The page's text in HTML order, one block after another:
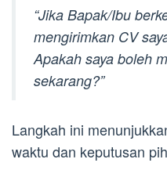
“Jika Bapak/Ibu
mengirimkan CV
Apakah saya boleh
sekarang?”
Langkah ini
waktu dan keputusan